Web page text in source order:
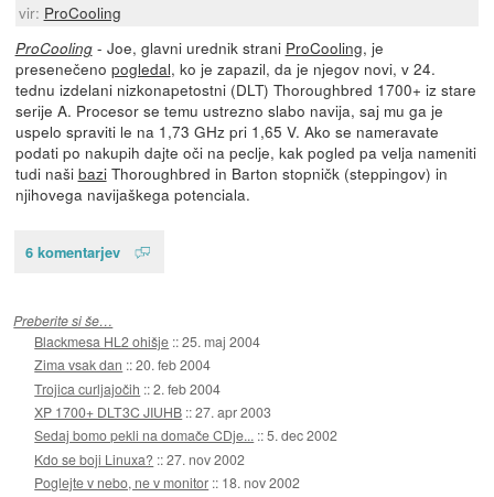
vir: ProCooling
ProCooling- Joe, glavni urednik strani ProCooling, je
presenečeno pogledal, ko je zapazil, da je njegov novi, v 24.
tednu izdelani nizkonapetostni (DLT) Thoroughbred 1700+ iz stare
serije A. Procesor se temu ustrezno slabo navija, saj mu ga je
uspelo spraviti le na 1,73 GHz pri 1,65 V. Ako se nameravate
podati po nakupih dajte oči na peclje, kak pogled pa velja nameniti
tudi naši baziThoroughbred in Barton stopničk (steppingov) in
njihovega navijaškega potenciala.
6 komentarjev
Preberite si še…
Blackmesa HL2 ohišje ::25. maj 2004
Zima vsak dan ::20. feb 2004
Trojica curljajočih ::2. feb 2004
XP 1700+ DLT3C JIUHB ::27. apr 2003
Sedaj bomo pekli na domače CDje... ::5. dec 2002
Kdo se boji Linuxa? ::27. nov 2002
Poglejte v nebo, ne v monitor :: 18. nov 2002